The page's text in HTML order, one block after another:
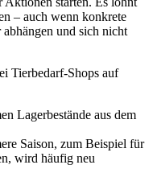
– auch wenn konkrete
und sich nicht
Tierbedarf-Shops auf
Lagerbestände aus dem
Saison, zum Beispiel für
wird häufig neu